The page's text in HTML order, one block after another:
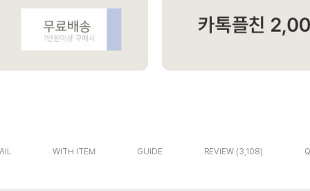
WITH ITEM GUIDE REVIEW 3,108